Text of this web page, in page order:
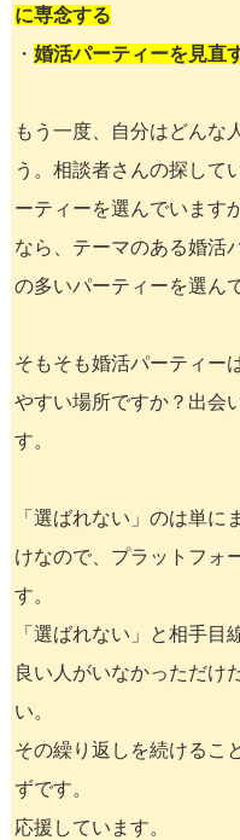
に専念する
・ 婚活パーティーを見直
もう一度、自分はどんな
う。相談者さんの探して
ーティーを選んでいます
なら、テーマのある婚活
の多いパーティーを選ん
そもそも婚活パーティー
やすい場所ですか？出会
す。
「選ばれない」のは単
けなので、プラットフォ
す。
「選ばれない」と相手目
良い人がいなかっただけ
い。
その繰り返しを続けるこ
ずです。
応援しています。